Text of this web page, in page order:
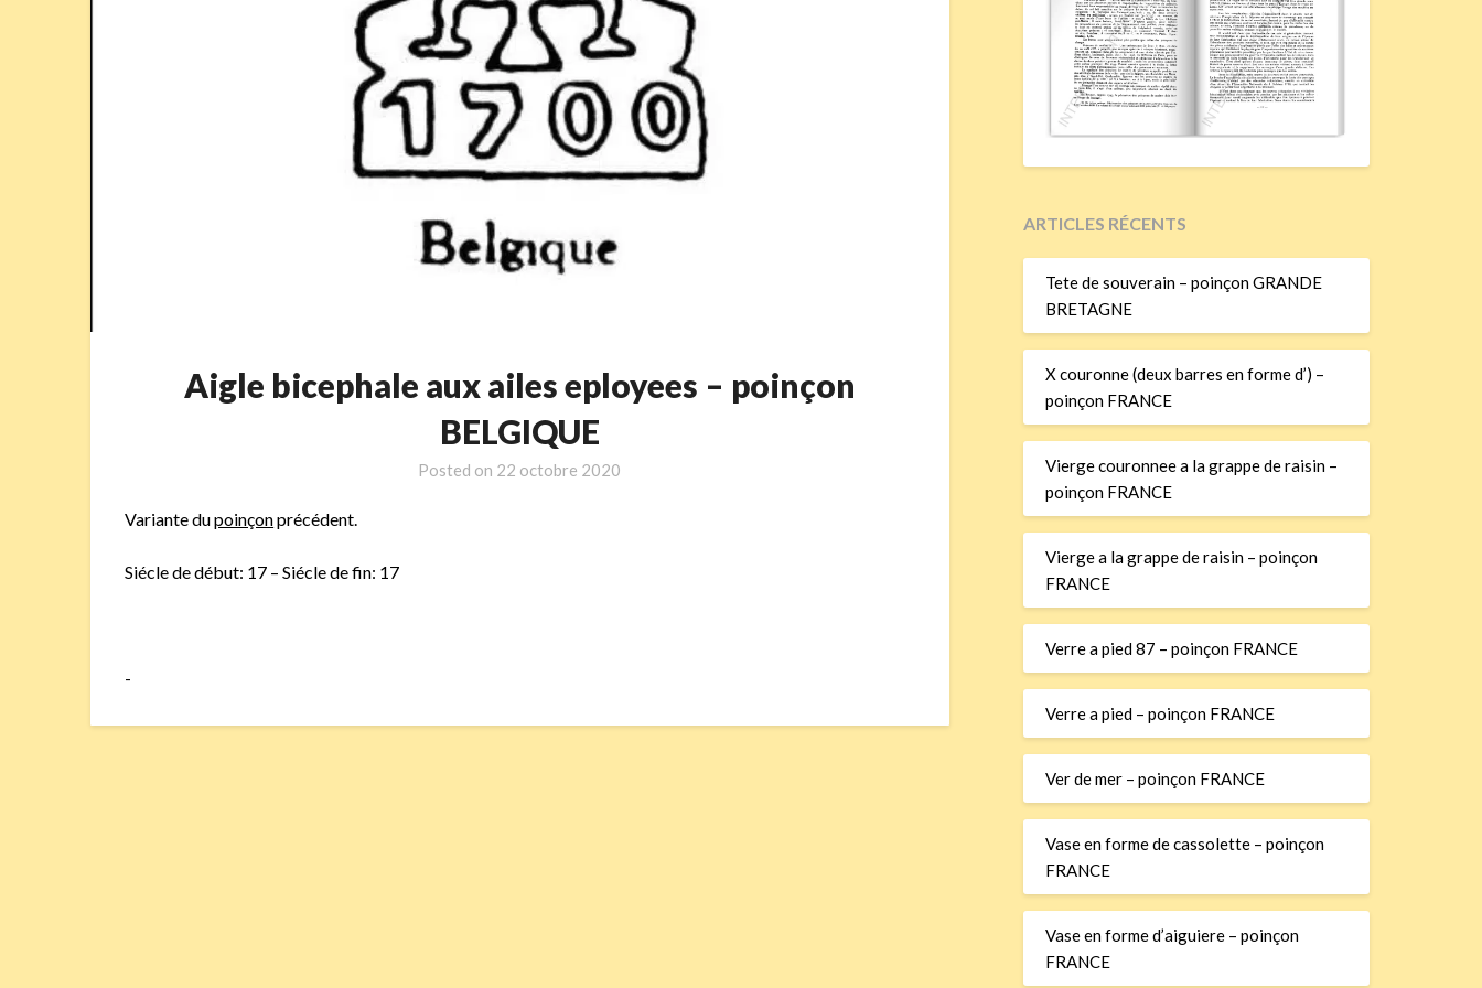
Aigle bicephale aux ailes eployees – poinçon
BELGIQUE
Posted on 22 octobre 2020
Variante dupoinçonprécédent.
Siécle de début: 17 – Siécle de fin: 17
-
ARTICLES RÉCENTS
Tete de souverain – poinçon GRANDE
BRETAGNE
X couronne (deux barres en forme d’) –
poinçon FRANCE
Vierge couronnee a la grappe de raisin –
poinçon FRANCE
Vierge a la grappe de raisin – poinçon
FRANCE
Verre a pied 87 – poinçon FRANCE
Verre a pied – poinçon FRANCE
Ver de mer – poinçon FRANCE
Vase en forme de cassolette – poinçon
FRANCE
Vase en forme d’aiguiere – poinçon
FRANCE